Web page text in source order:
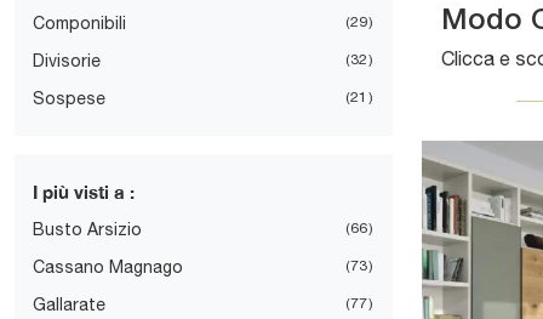
Componibili 29
Divisorie 32
Sospese 21
I più visti a :
Busto Arsizio 66
Cassano Magnago 73
Gallarate 77
Modo